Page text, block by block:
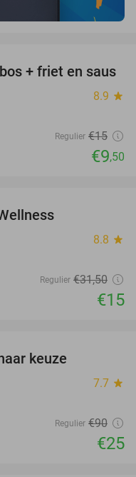
37%
+ friet en saus
8.9 star
Regulier €15
€9,50
8.8 star
Regulier €31,50
€15
keuze
7.7 star
Regulier €90
€25